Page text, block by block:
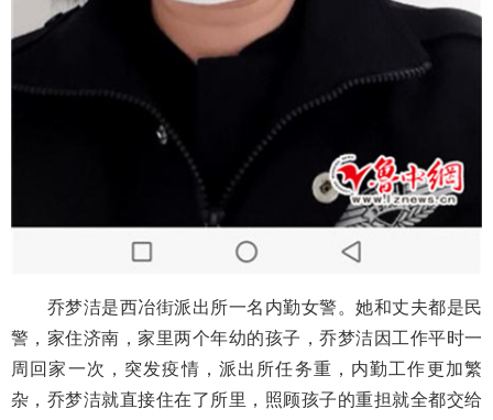
乔梦洁是西冶街派出所一名内勤女警。她和丈夫都是民
警，家住济南，家里两个年幼的孩子，乔梦洁因工作平时一
周回家一次，突发疫情，派出所任务重，内勤工作更加繁
杂，乔梦洁就直接住在了所里，照顾孩子的重担就全都交给